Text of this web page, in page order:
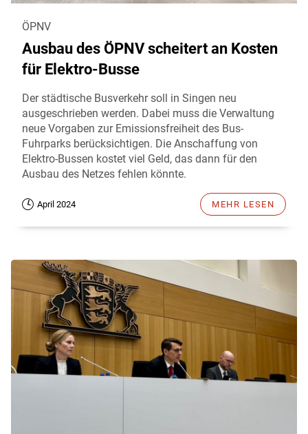
ÖPNV
Ausbau des ÖPNV scheitert an Kosten
für Elektro-Busse
Der städtische Busverkehr soll in Singen neu
ausgeschrieben werden. Dabei muss die Verwaltung
neue Vorgaben zur Emissionsfreiheit des Bus-
Fuhrparks berücksichtigen. Die Anschaffung von
Elektro-Bussen kostet viel Geld, das dann für den
Ausbau des Netzes fehlen könnte.
April 2024 MEHR LESEN